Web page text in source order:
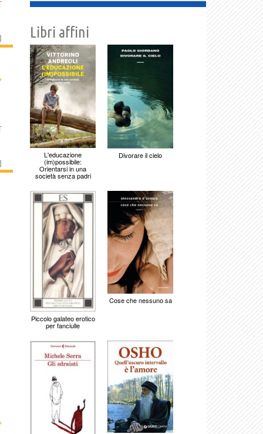
]
]
Libri affini
L'educazione
(im)possibile:
Orientarsi in una
società senza padri
Divorare il cielo
Piccolo galateo erotico
per fanciulle
Cose che nessuno sa